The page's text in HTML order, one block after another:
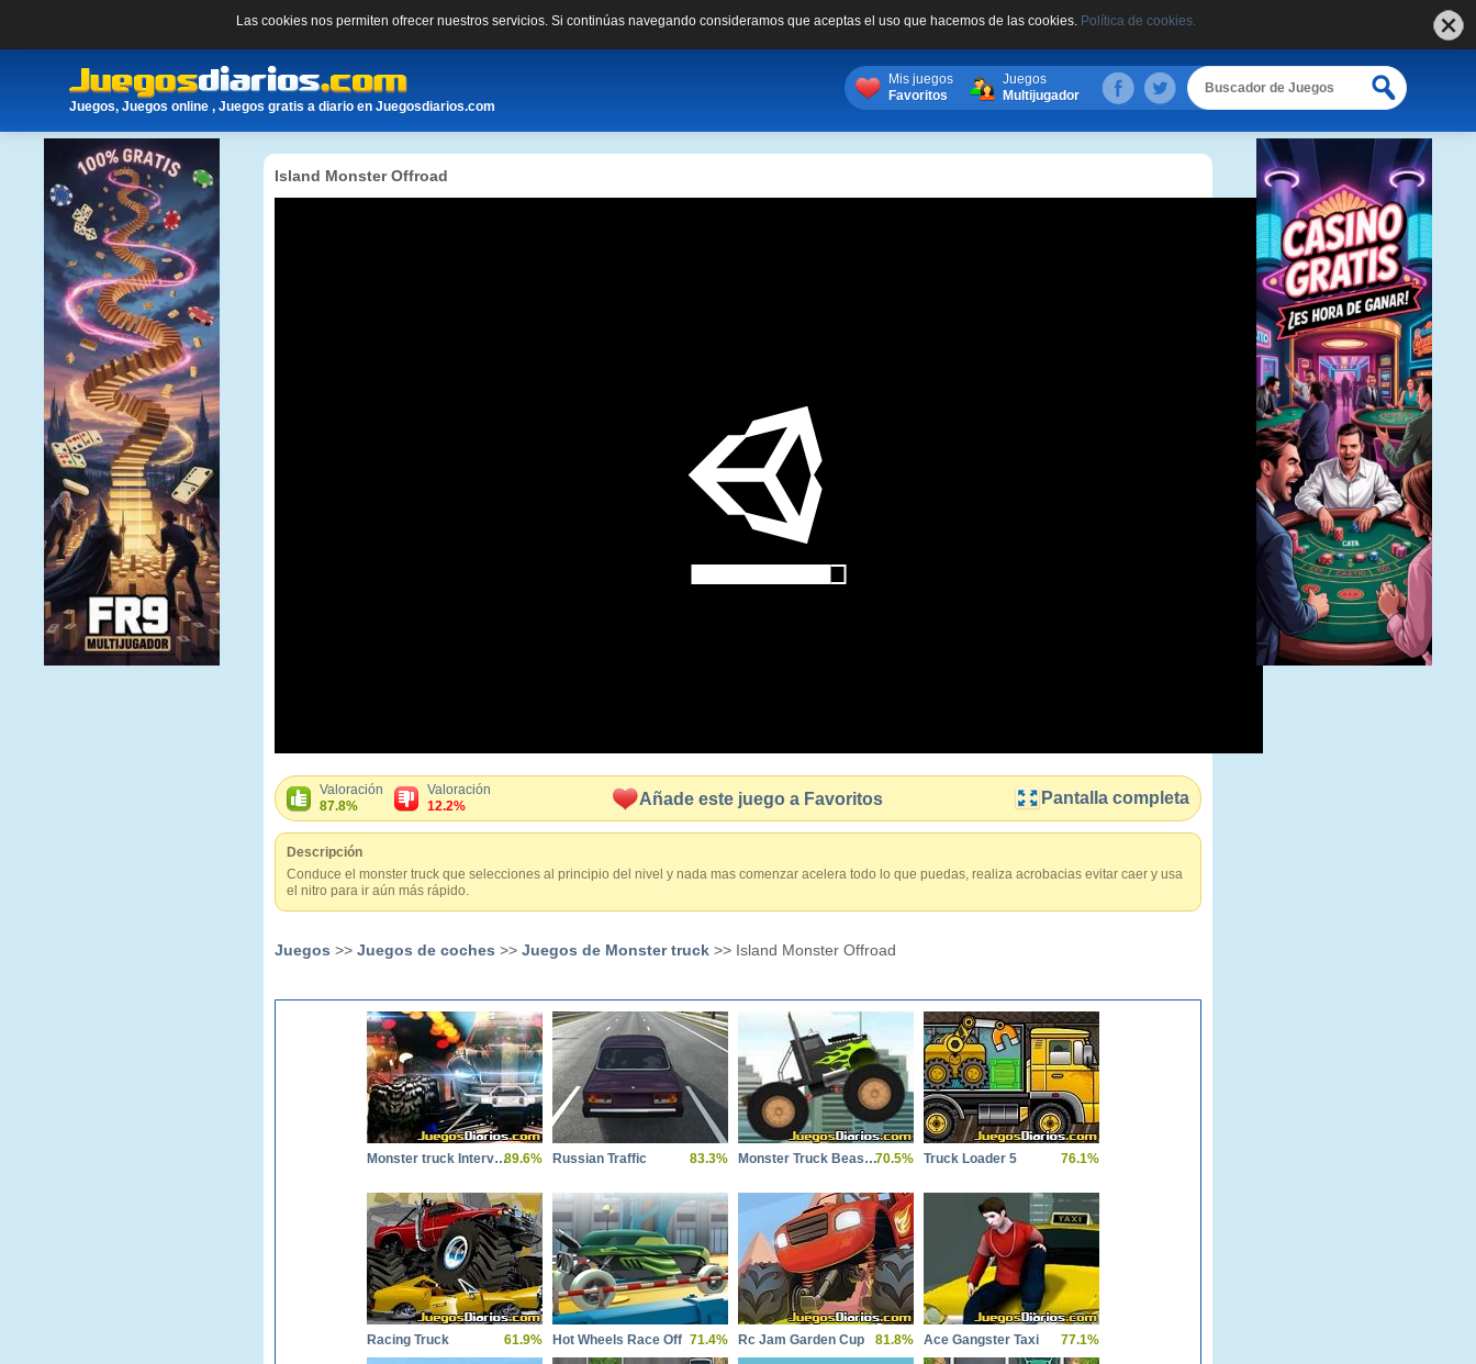
Las cookies nos permiten ofrecer nuestros servicios. Si continúas navegando consideramos que aceptas el uso que hacemos de las cookies. Política de cookies.
Juegos, Juegos online , Juegos gratis a diario en Juegosdiarios.com
Mis juegos
Favoritos
Juegos
Multijugador
Island Monster Offroad
Valoración
87.8%
Valoración
12.2%
Añade este juego a Favoritos Pantalla completa
Descripción
Conduce el monster truck que selecciones al principio del nivel y nada mas comenzar acelera todo lo que puedas, realiza acrobacias evitar caer y usa
el nitro para ir aún más rápido.
Juegos >> Juegos de coches >> Juegos de Monster truck >> Island Monster Offroad
Monster truck Intervention Squad89.6% Russian Traffic 83.3% Monster Truck Beast Within70.5% Truck Loader 5 76.1%
Racing Truck 61.9% Hot Wheels Race Off 71.4% Rc Jam Garden Cup 81.8% Ace Gangster Taxi 77.1%